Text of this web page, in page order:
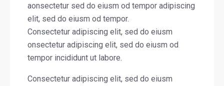
aonsectetur sed do eiusm od tempor adipiscing
elit, sed do eiusm od tempor.
Consectetur adipiscing elit, sed do eiusm
onsectetur adipiscing elit, sed do eiusm od
tempor incididunt ut labore.
Consectetur adipiscing elit, sed do eiusm